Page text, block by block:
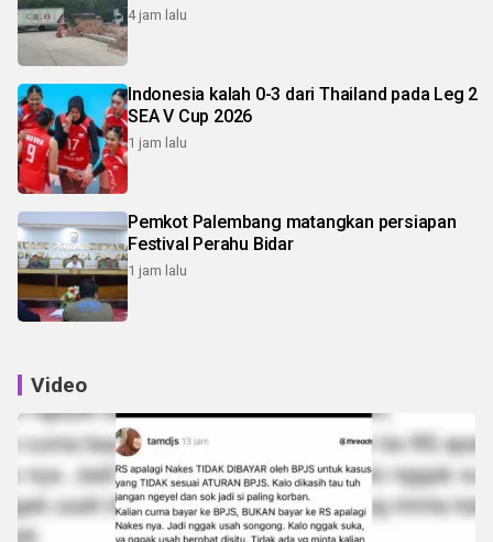
4 jam lalu
Indonesia kalah 0-3 dari Thailand pada Leg 2
SEA V Cup 2026
1 jam lalu
Pemkot Palembang matangkan persiapan
Festival Perahu Bidar
1 jam lalu
Video